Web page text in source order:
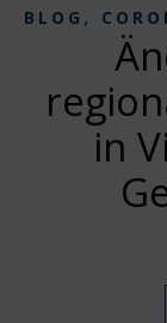
BLOG ,
in